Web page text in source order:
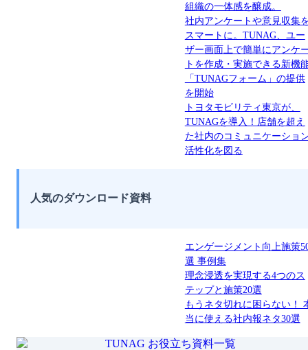
組織の一体感を醸成。
社内アンケートや意見収集
スマートに。TUNAG、ユー
ザー画面上で簡単にアンケ
トを作成・実施できる新機
「TUNAGフォーム」の提供
を開始
トヨタモビリティ東京が、
TUNAGを導入！店舗を超え
た社内のコミュニケーショ
活性化を図る
人気のダウンロード資料
エンゲージメント向上施策
選 事例集
理念浸透を実現する4つのス
テップと施策20選
もうネタ切れに困らない！
当に使える社内報ネタ30選